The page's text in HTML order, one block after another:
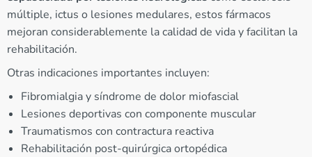
múltiple, ictus o lesiones medulares, estos fármacos
mejoran considerablemente la calidad de vida y facilitan la
rehabilitación.
Otras indicaciones importantes incluyen:
Fibromialgia y síndrome de dolor miofascial
Lesiones deportivas con componente muscular
Traumatismos con contractura reactiva
Rehabilitación post-quirúrgica ortopédica